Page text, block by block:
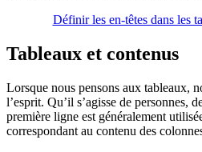
Définir les en-têtes dans les
Tableaux et contenus
Lorsque nous pensons aux tableaux,
l’esprit. Qu’il s’agisse de personnes,
première ligne est généralement
correspondant au contenu des